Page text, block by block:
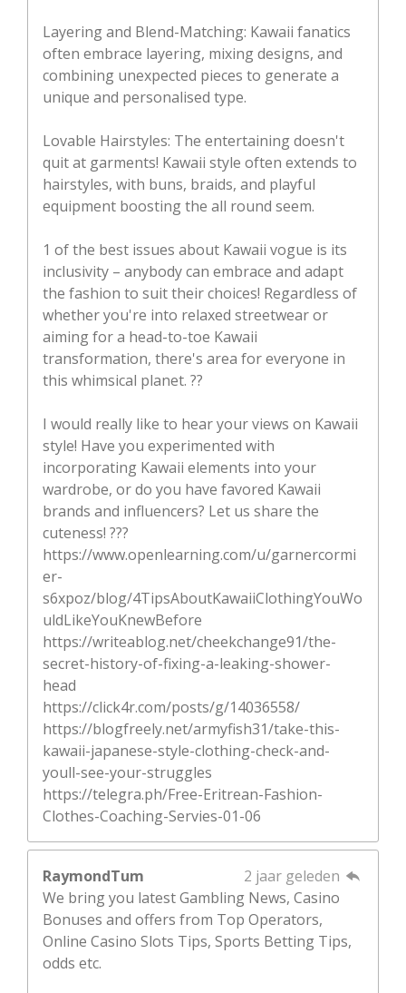
Layering and Blend-Matching: Kawaii fanatics
often embrace layering, mixing designs, and
combining unexpected pieces to generate a
unique and personalised type.
Lovable Hairstyles: The entertaining doesn't
quit at garments! Kawaii style often extends to
hairstyles, with buns, braids, and playful
equipment boosting the all round seem.
1 of the best issues about Kawaii vogue is its
inclusivity – anybody can embrace and adapt
the fashion to suit their choices! Regardless of
whether you're into relaxed streetwear or
aiming for a head-to-toe Kawaii
transformation, there's area for everyone in
this whimsical planet. ??
I would really like to hear your views on Kawaii
style! Have you experimented with
incorporating Kawaii elements into your
wardrobe, or do you have favored Kawaii
brands and influencers? Let us share the
cuteness! ???
https://www.openlearning.com/u/garnercormi
er-
s6xpoz/blog/4TipsAboutKawaiiClothingYouWo
uldLikeYouKnewBefore
https://writeablog.net/cheekchange91/the-
secret-history-of-fixing-a-leaking-shower-
head
https://click4r.com/posts/g/14036558/
https://blogfreely.net/armyfish31/take-this-
kawaii-japanese-style-clothing-check-and-
youll-see-your-struggles
https://telegra.ph/Free-Eritrean-Fashion-
Clothes-Coaching-Servies-01-06
RaymondTum
2 jaar geleden
We bring you latest Gambling News, Casino
Bonuses and offers from Top Operators,
Online Casino Slots Tips, Sports Betting Tips,
odds etc.